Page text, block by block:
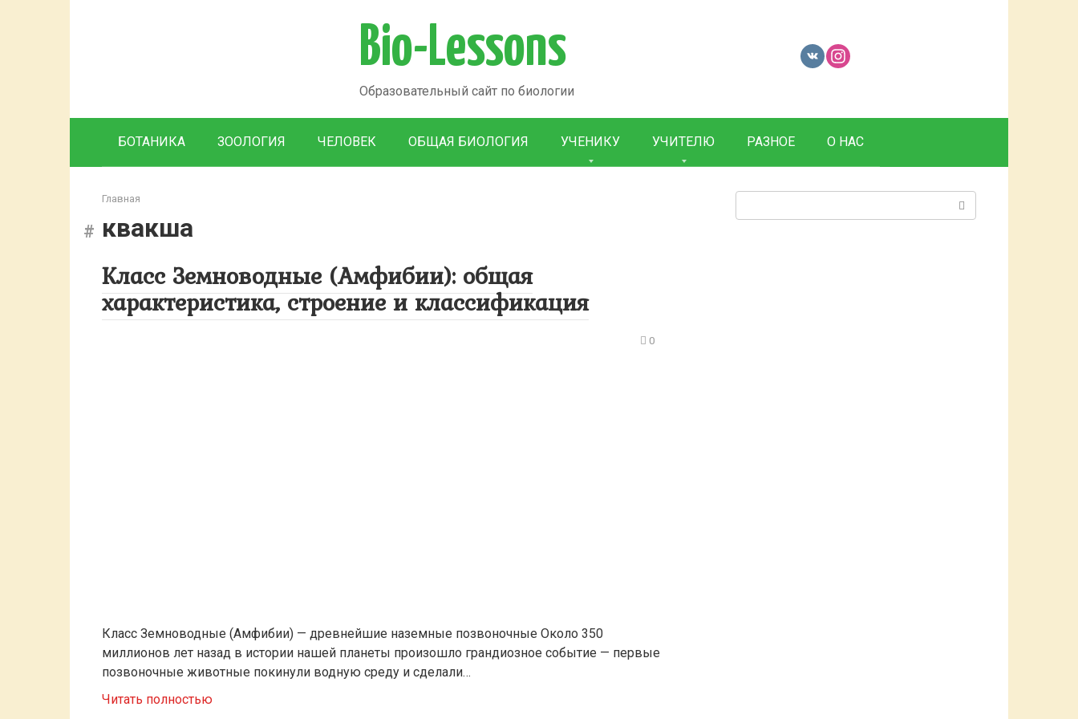
Bio-Lessons
Образовательный сайт по биологии
БОТАНИКА ЗООЛОГИЯ ЧЕЛОВЕК ОБЩАЯ БИОЛОГИЯ УЧЕНИКУ УЧИТЕЛЮ РАЗНОЕ О НАС
Главная
квакша
Класс Земноводные (Амфибии): общая
характеристика, строение и классификация
0
Класс Земноводные (Амфибии) — древнейшие наземные позвоночные Около 350
миллионов лет назад в истории нашей планеты произошло грандиозное событие — первые
позвоночные животные покинули водную среду и сделали…
Читать полностью